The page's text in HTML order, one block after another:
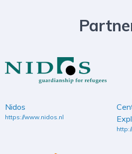
Nidos
https://www.nidos.nl